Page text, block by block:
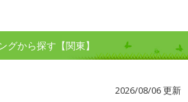
グから探す【関東】
2026/08/06 更新